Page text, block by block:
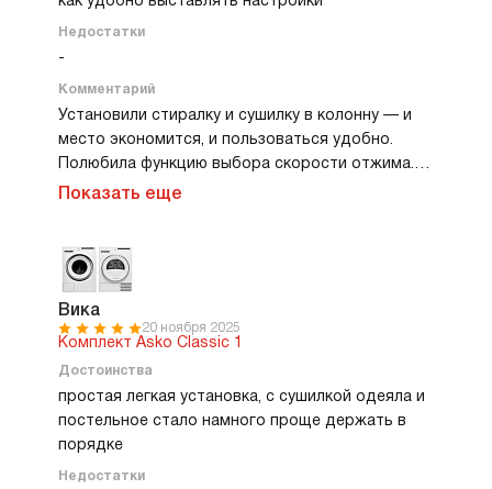
Недостатки
-
Комментарий
Установили стиралку и сушилку в колонну — и
место экономится, и пользоваться удобно.
Полюбила функцию выбора скорости отжима.
Для тонких вещей ставлю минимум, а для
загружаю все грязное белье после поездок в
отпуск. Сушильная машина порадовала
отдельной программой для постельного белья.
Экран информативный, все читается быстро. А
выглядят дорого.
Показать еще
Вика
20 ноября 2025
Комплект Asko Classic 1
Достоинства
простая легкая установка, с сушилкой одеяла и
постельное стало намного проще держать в
порядке
Недостатки